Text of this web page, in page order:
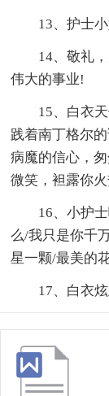
13、护士
14、敬礼
伟大的事业!
15、白衣
践着南丁格尔
病魔的信心，
微笑，袒露你
16、小护
么/我只是你千
星一颗/最美的
17、白衣